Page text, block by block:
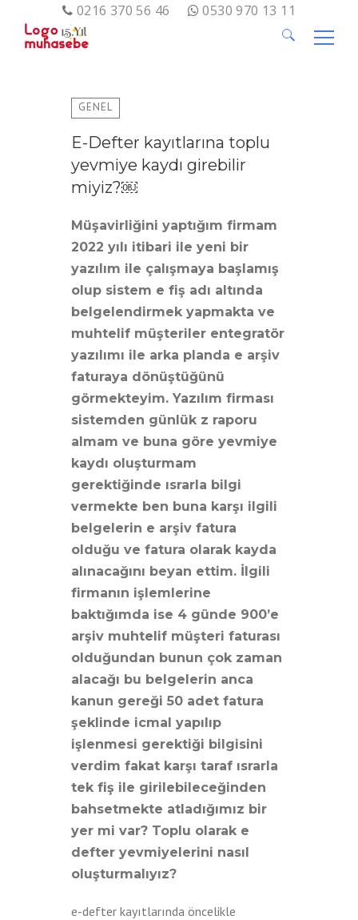
0216 370 56 46 0530 970 13 11
Arama:
GENEL
E-Defter kayıtlarına toplu
yevmiye kaydı girebilir
miyiz?￼
Müşavirliğini yaptığım firmam
2022 yılı itibari ile yeni bir
yazılım ile çalışmaya başlamış
olup sistem e fiş adı altında
belgelendirmek yapmakta ve
muhtelif müşteriler entegratör
yazılımı ile arka planda e arşiv
faturaya dönüştüğünü
görmekteyim. Yazılım firması
sistemden günlük z raporu
almam ve buna göre yevmiye
kaydı oluşturmam
gerektiğinde ısrarla bilgi
vermekte ben buna karşı ilgili
belgelerin e arşiv fatura
olduğu ve fatura olarak kayda
alınacağını beyan ettim. İlgili
firmanın işlemlerine
baktığımda ise 4 günde 900’e
arşiv muhtelif müşteri faturası
olduğundan bunun çok zaman
alacağı bu belgelerin anca
kanun gereği 50 adet fatura
şeklinde icmal yapılıp
işlenmesi gerektiği bilgisini
verdim fakat karşı taraf ısrarla
tek fiş ile girilebileceğinden
bahsetmekte atladığımız bir
yer mi var? Toplu olarak e
defter yevmiyelerini nasıl
oluşturmalıyız?
e-defter kayıtlarında öncelikle